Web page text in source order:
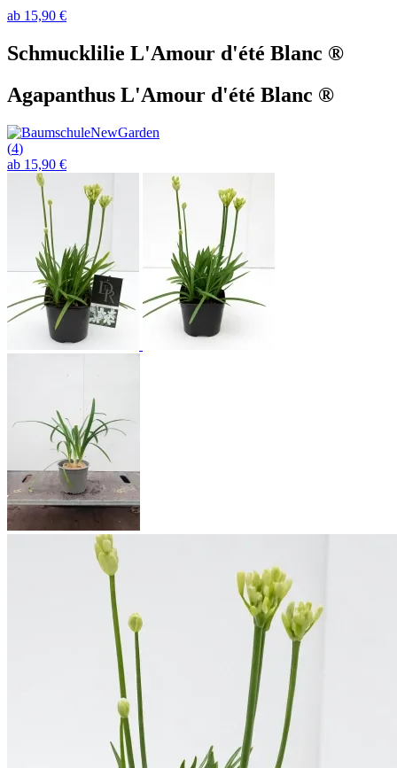
ab 15,90 €
Schmucklilie L'Amour d'été Blanc ®
Agapanthus L'Amour d'été Blanc ®
(4)
ab 15,90 €